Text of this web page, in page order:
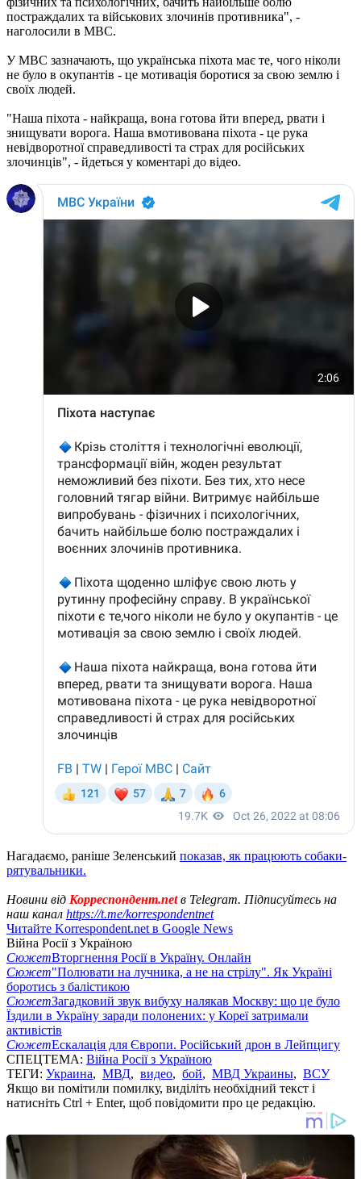
постраждалих та військових злочинів противника", -
наголосили в МВС.
У МВС зазначають, що українська піхота має те, чого ніколи
не було в окупантів - це мотивація боротися за свою землю і
своїх людей.
"Наша піхота - найкраща, вона готова йти вперед, рвати і
знищувати ворога. Наша вмотивована піхота - це рука
невідворотної справедливості та страх для російських
злочинців", - йдеться у коментарі до відео.
Нагадаємо, раніше Зеленський показав, як працюють собаки-
рятувальники.
Новини від Корреспондент.netв Telegram. Підписуйтесь на
наш канал https://t.me/korrespondentnet
Читайте Korrespondent.net в Google News
Війна Росії з Україною
СюжетВторгнення Росії в Україну. Онлайн
Сюжет"Полювати на лучника, а не на стрілу". Як Україні
боротись з балістикою
СюжетЗагадковий звук вибуху налякав Москву: що це було
Їздили в Україну заради полонених: у Кореї затримали
активістів
СюжетЕскалація для Європи. Російський дрон в Лейпцигу
СПЕЦТЕМА: Війна Росії з Україною
ТЕГИ: Украина, МВД, видео, бой, МВД Украины, ВСУ
Якщо ви помітили помилку, виділіть необхідний текст і
натисніть Ctrl + Enter, щоб повідомити про це редакцію.